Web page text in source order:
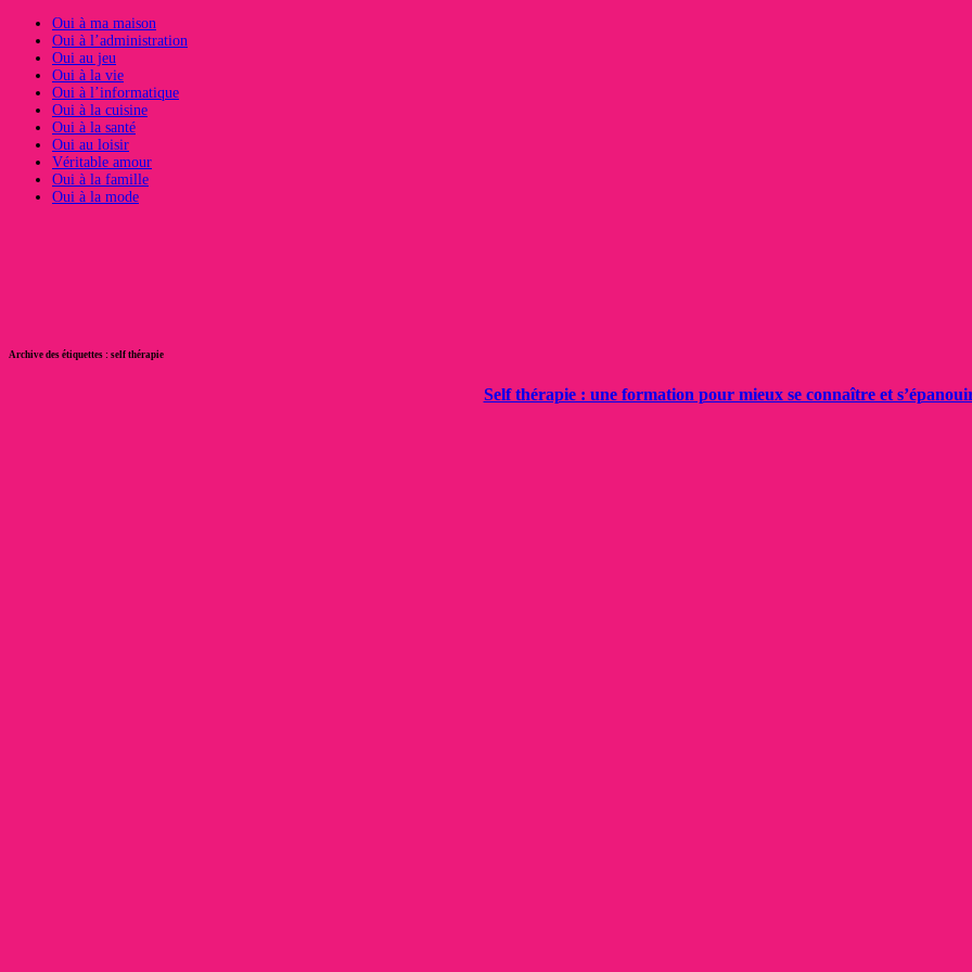
Oui à ma maison
Oui à l’administration
Oui au jeu
Oui à la vie
Oui à l’informatique
Oui à la cuisine
Oui à la santé
Oui au loisir
Véritable amour
Oui à la famille
Oui à la mode
Archive des étiquettes : self thérapie
Self thérapie : une formation pour mieux se connaître et